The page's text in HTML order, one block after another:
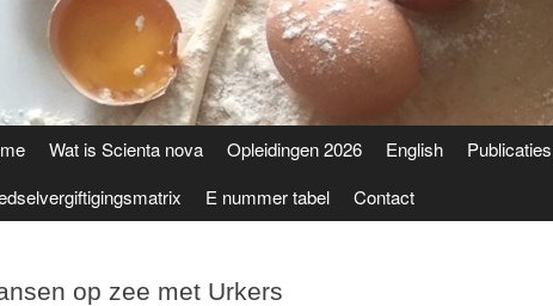
Wat is Scienta nova Opleidingen 2026 English Publicaties
E nummer tabel Contact
op zee met Urkers